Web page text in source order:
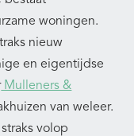
woningen.
nieuw
en eigentijdse
Mulleners &
van weleer.
volop